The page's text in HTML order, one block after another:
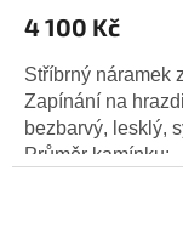
4 100 Kč
Stříbrný náramek
Zapínání na
bezbarvý, lesklý,
Průměr kamínku:...